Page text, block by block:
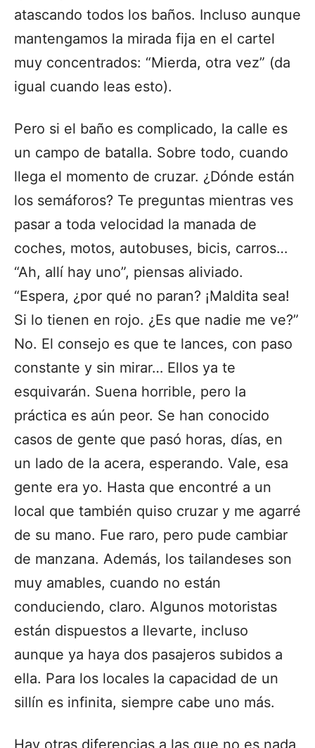
atascando todos los baños. Incluso aunque
mantengamos la mirada fija en el cartel
muy concentrados: “Mierda, otra vez” (da
igual cuando leas esto).
Pero si el baño es complicado, la calle es
un campo de batalla. Sobre todo, cuando
llega el momento de cruzar. ¿Dónde están
los semáforos? Te preguntas mientras ves
pasar a toda velocidad la manada de
coches, motos, autobuses, bicis, carros…
“Ah, allí hay uno”, piensas aliviado.
“Espera, ¿por qué no paran? ¡Maldita sea!
Si lo tienen en rojo. ¿Es que nadie me ve?”
No. El consejo es que te lances, con paso
constante y sin mirar… Ellos ya te
esquivarán. Suena horrible, pero la
práctica es aún peor. Se han conocido
casos de gente que pasó horas, días, en
un lado de la acera, esperando. Vale, esa
gente era yo. Hasta que encontré a un
local que también quiso cruzar y me agarré
de su mano. Fue raro, pero pude cambiar
de manzana. Además, los tailandeses son
muy amables, cuando no están
conduciendo, claro. Algunos motoristas
están dispuestos a llevarte, incluso
aunque ya haya dos pasajeros subidos a
ella. Para los locales la capacidad de un
sillín es infinita, siempre cabe uno más.
Hay otras diferencias a las que no es nada